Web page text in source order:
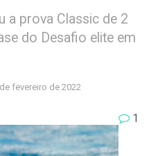
a prova Classic de 2
do Desafio elite em
fevereiro de 2022
1